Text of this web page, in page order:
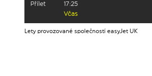
Přílet
17:25
Včas
Lety provozované společností easyJet UK